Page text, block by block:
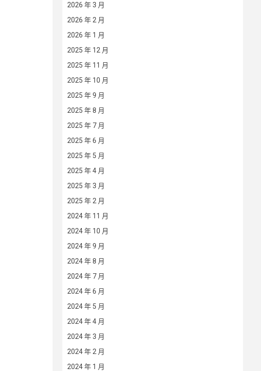
2026 年 3 月
2026 年 2 月
2026 年 1 月
2025 年 12 月
2025 年 11 月
2025 年 10 月
2025 年 9 月
2025 年 8 月
2025 年 7 月
2025 年 6 月
2025 年 5 月
2025 年 4 月
2025 年 3 月
2025 年 2 月
2024 年 11 月
2024 年 10 月
2024 年 9 月
2024 年 8 月
2024 年 7 月
2024 年 6 月
2024 年 5 月
2024 年 4 月
2024 年 3 月
2024 年 2 月
2024 年 1 月